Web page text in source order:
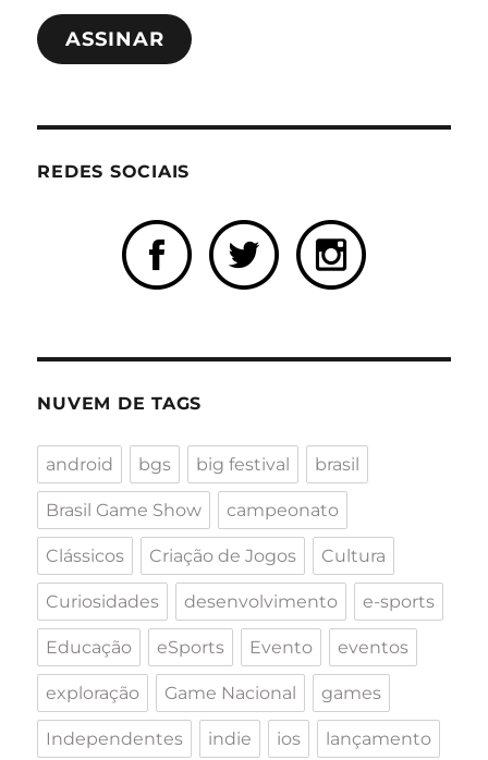
e-
mailASSINAR
REDES SOCIAIS
NUVEM DE TAGS
android bgs big festival brasil
Brasil Game Show campeonato
Clássicos Criação de Jogos Cultura
Curiosidades desenvolvimento e-sports
Educação eSports Evento eventos
exploração Game Nacional games
Independentes indie ios lançamento